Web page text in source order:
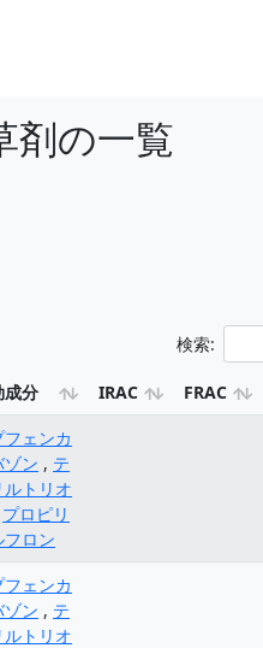
剤の一覧
検索:
成分 IRAC FRAC
フェンカ
ゾン , テ
ルトリオ
プロピリ
フロン
フェンカ
ゾン , テ
ルトリオ